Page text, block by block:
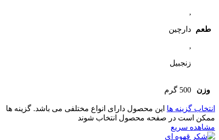
طعم
,
دارچین
,
زنجبیل
وزن 500 گرم
انتخاب گزینه ها این محصول دارای انواع مختلفی می باشد. گزینه ها
ممکن است در صفحه محصول انتخاب شوند
مشاهده سریع